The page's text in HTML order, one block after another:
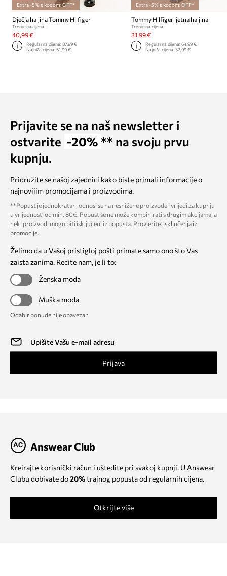
Extra -5% s kodom: OFF*
Dječja haljina Tommy Hilfiger
Trenutna cijena:
40,99 €
Regularna cijena:87,99 €
Najniža cijena:51,99 €
Extra -5% s kodom: OFF*
Tommy Hilfiger ljetna haljina
Trenutna cijena:
31,99 €
Regularna cijena: 64,99 €
Najniža cijena: 32,99 €
Prijavite se na naš newsletter i
ostvarite -20% ** na svoju prvu
kupnju.
Pridružite se našoj zajednici kako biste primali informacije o
najnovijim promocijama i proizvodima.
**Popust je jednokratan, odnosi se na nesnižene proizvode i vrijedi za kupnju
u vrijednosti od min. 80€. Popust se ne može kombinirati s drugim akcijama, a
neki proizvodi mogu biti isključeni iz popusta. Provjerite: isključenja iz
promocije.
Želimo da u Vašoj pristigloj pošti primate samo ono što Vas
zaista zanima. Recite nam, je li to:
Ženska moda
Muška moda
Odabir ponude nije obavezan
Prijava
Answear Club
Kreirajte korisnički račun i uštedite pri svakoj kupnji. U Answear
Clubu dobivate do20%trajnog popusta od regularnih cijena.
Otkrijte više